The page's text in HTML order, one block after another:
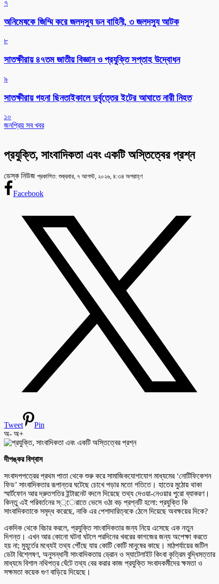
৭
অনিমেষকে জিম্মি করে জলদস্যু ডন বাহিনী, ৩ জলদস্যু আটক
৮
সাতক্ষীরায় ৪৭তম জাতীয় বিজ্ঞান ও প্রযুক্তি সপ্তাহ উদ্বোধন
৯
সাতক্ষীরায় গহনা ছিনতাইকালে দুর্বৃত্তের ইটের আঘাতে নারী নিহত
১০
জনপ্রিয় সব খবর
প্রযুক্তি, সাংবাদিকতা এবং একটি অস্তিত্বের প্রশ্ন
ডেস্ক নিউজ প্রকাশিত: শুক্রবার, ৭ আগস্ট, ২০২৬, ৪:৩৪ অপরাহ্ণ
Facebook
Tweet
Pin
অ- অ+
দীপঙ্কর বিশ্বাস
সংবাদপপত্রের প্রথম পাতা থেকে শুরু করে সামাজিকযোগাযোগ মাধ্যমের ‘নোটিফিকেশন
ফিড’ সাংবাদিকতার রূপান্তর ঘটেছে চোখে পড়ার মতো গতিতে। হাতের মুঠোয় থাকা
স্মার্টফোন আর দ্রুতগতির ইন্টারনেট বদলে দিয়েছে তথ্য দেওয়া-নেওয়ার পুরো ব্যাকরণ।
কিন্তু এই পরিবর্তনের স্্েরাতে ভেসে ওঠা বড় প্রশ্নটি হলো: প্রযুক্তি কি
সাংবাদিকতাকে সমৃদ্ধ করেছে, নাকি এর পেশাদারিত্বকে ঠেলে দিয়েছে অবক্ষয়ের দিকে?
একদিক থেকে বিচার করলে, প্রযুক্তি সাংবাদিকতার জন্য নিয়ে এসেছে এক নতুন
দিগন্ত। এখন আর কোনো ঘটনা ঘটলে পরদিনের খবরের কাগজের জন্য অপেক্ষা করতে
হয় না; মুহূর্তের মধ্যেই তথ্য পৌঁছে যায় কোটি কোটি মানুষের কাছে। মাঠপর্যায়ের জটিল
ডেটা বিশ্লেষণ, অনুসন্ধানী সাংবাদিকতায় ড্রোন ও স্যাটেলাইট কিংবা কৃত্রিম বুদ্ধিমত্তার
মাধ্যমে বিশাল নথিপত্র ঘেঁটে তথ্য বের করার কাজ প্রযুক্তি সংবাদকর্মীদের ক্ষমতা ও
সক্ষমতা কয়েক গুণ বাড়িয়ে দিয়েছে।